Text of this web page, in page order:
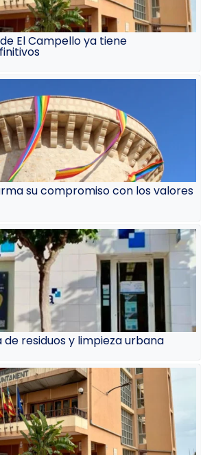
El Campello ya tiene
su compromiso con los valores
de residuos y limpieza urbana